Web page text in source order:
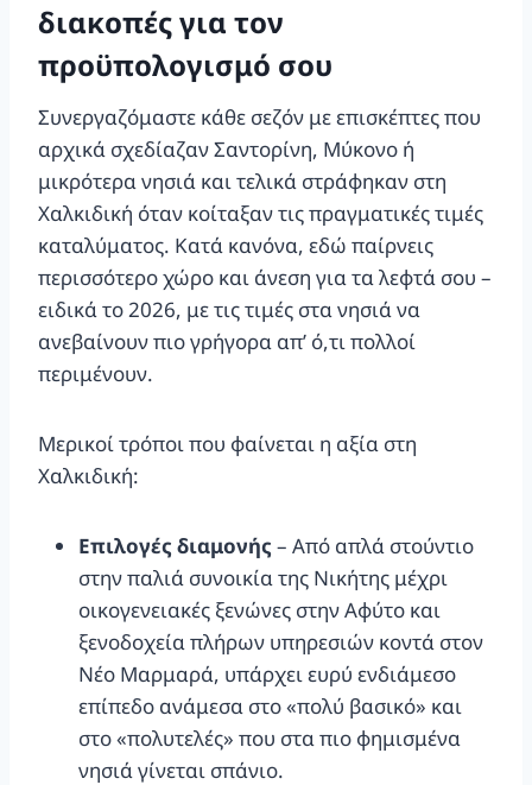
διακοπές για τον
προϋπολογισμό σου
Συνεργαζόμαστε κάθε σεζόν με επισκέπτες που
αρχικά σχεδίαζαν Σαντορίνη, Μύκονο ή
μικρότερα νησιά και τελικά στράφηκαν στη
Χαλκιδική όταν κοίταξαν τις πραγματικές τιμές
καταλύματος. Κατά κανόνα, εδώ παίρνεις
περισσότερο χώρο και άνεση για τα λεφτά σου –
ειδικά το 2026, με τις τιμές στα νησιά να
ανεβαίνουν πιο γρήγορα απ’ ό,τι πολλοί
περιμένουν.
Μερικοί τρόποι που φαίνεται η αξία στη
Χαλκιδική:
Επιλογές διαμονής – Από απλά στούντιο
στην παλιά συνοικία της Νικήτης μέχρι
οικογενειακές ξενώνες στην Αφύτο και
ξενοδοχεία πλήρων υπηρεσιών κοντά στον
Νέο Μαρμαρά, υπάρχει ευρύ ενδιάμεσο
επίπεδο ανάμεσα στο «πολύ βασικό» και
στο «πολυτελές» που στα πιο φημισμένα
νησιά γίνεται σπάνιο.